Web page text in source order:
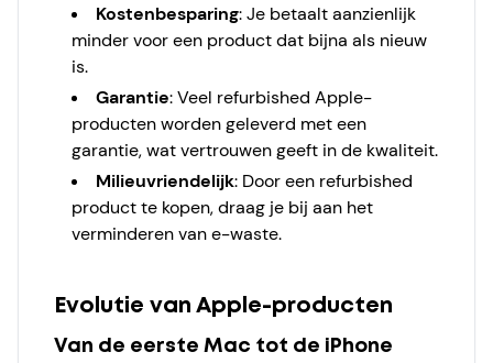
Kostenbesparing: Je betaalt aanzienlijk
minder voor een product dat bijna als nieuw
is.
Garantie: Veel refurbished Apple-
producten worden geleverd met een
garantie, wat vertrouwen geeft in de kwaliteit.
Milieuvriendelijk: Door een refurbished
product te kopen, draag je bij aan het
verminderen van e-waste.
Evolutie van Apple-producten
Van de eerste Mac tot de iPhone